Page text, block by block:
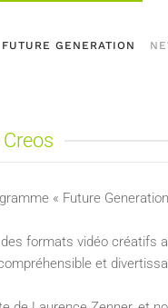
FUTURE GENERATION
« Future
formats vidéo créatifs
et